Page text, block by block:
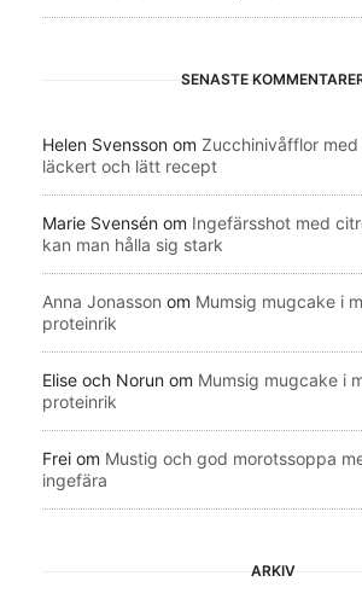
SENASTE
Helen Svensson om Zucchinivåfflor
läckert och lätt recept
Marie Svensén om Ingefärsshot med
kan man hålla sig stark
Anna Jonasson om Mumsig mugcake i
proteinrik
Elise och Norun om Mumsig mugcake i
proteinrik
Frei om Mustig och god morotssoppa
ingefära
ARKIV